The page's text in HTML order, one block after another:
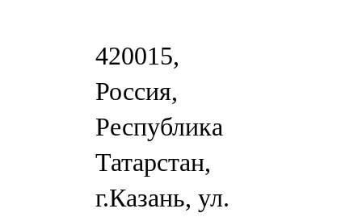
420015,
Россия,
Республика
Татарстан,
г.Казань, ул.